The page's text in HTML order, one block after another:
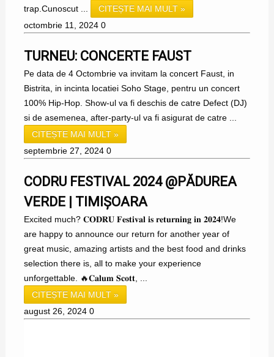
trap.Cunoscut ...
CITEȘTE MAI MULT »
octombrie 11, 2024 0
TURNEU: CONCERTE FAUST
Pe data de 4 Octombrie va invitam la concert Faust, in
Bistrita, in incinta locatiei Soho Stage, pentru un concert
100% Hip-Hop. Show-ul va fi deschis de catre Defect (DJ)
si de asemenea, after-party-ul va fi asigurat de catre ...
CITEȘTE MAI MULT »
septembrie 27, 2024 0
CODRU FESTIVAL 2024 @PĂDUREA
VERDE | TIMIȘOARA
Excited much? 𝐂𝐎𝐃𝐑𝐔 𝐅𝐞𝐬𝐭𝐢𝐯𝐚𝐥 𝐢𝐬 𝐫𝐞𝐭𝐮𝐫𝐧𝐢𝐧𝐠 𝐢𝐧 𝟐𝟎𝟐𝟒!We
are happy to announce our return for another year of
great music, amazing artists and the best food and drinks
selection there is, all to make your experience
unforgettable. 🔥𝐂𝐚𝐥𝐮𝐦 𝐒𝐜𝐨𝐭𝐭, ...
CITEȘTE MAI MULT »
august 26, 2024 0